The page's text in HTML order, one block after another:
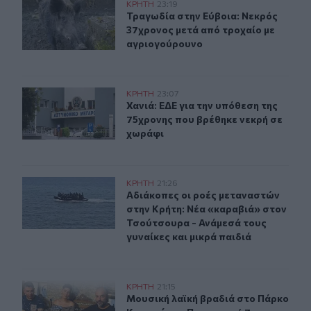
Τραγωδία στην Εύβοια: Νεκρός 37χρονος μετά από
ΚΡΗΤΗ 23:19
Τραγωδία στην Εύβοια: Νεκρός
Τραγωδία στην Εύβοια: Νεκρός
37χρονος μετά από τροχαίο με
αγριογούρουνο
Χανιά: ΕΔΕ για την υπόθεση της 75χρονης που βρέθηκε
ΚΡΗΤΗ 23:07
Χανιά: ΕΔΕ για την υπόθεση της
Χανιά: ΕΔΕ για την υπόθεση της
75χρονης που βρέθηκε νεκρή σε
χωράφι
Αδιάκοπες οι ροές μεταναστών στην Κρήτη: Νέα
ΚΡΗΤΗ 21:26
Αδιάκοπες οι ροές μεταναστών
Αδιάκοπες οι ροές μεταναστών
στην Κρήτη: Νέα «καραβιά» στον
Τσούτσουρα - Ανάμεσά τους
γυναίκες και μικρά παιδιά
Μουσική λαϊκή βραδιά στο Πάρκο Κνωσού την
ΚΡΗΤΗ 21:15
Μουσική λαϊκή βραδιά στο
Μουσική λαϊκή βραδιά στο Πάρκο